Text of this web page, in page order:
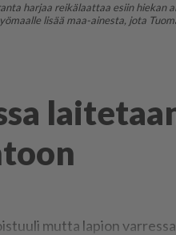
harjaa reikälaattaa esiin hiekan
lisää maa-ainesta, jota
mut­ta la­pi­on